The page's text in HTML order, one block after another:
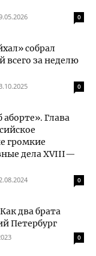
0
собрал
всего за неделю
0
Глава
громкие
дела XVIII—
0
два брата
Петербург
0